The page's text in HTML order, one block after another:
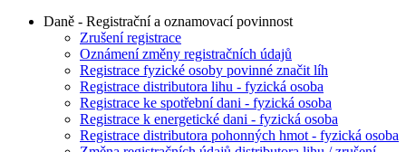
Daně - Registrační a oznamovací povinnost
Zrušení registrace
Oznámení změny registračních údajů
Registrace fyzické osoby povinné značit líh
Registrace distributora lihu - fyzická osoba
Registrace ke spotřební dani - fyzická osoba
Registrace k energetické dani - fyzická osoba
Registrace distributora pohonných hmot - fyzická osoba